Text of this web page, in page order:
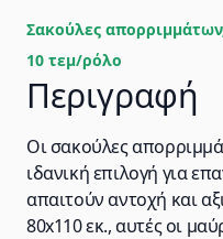
Σακούλες
10 τεμ/ρόλο
Περιγραφή
Οι σακούλες
ιδανική επιλογή για
απαιτούν αντοχή και
80x110 εκ., αυτές οι